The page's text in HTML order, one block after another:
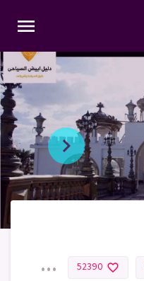
menu
favorite_border
52390
...